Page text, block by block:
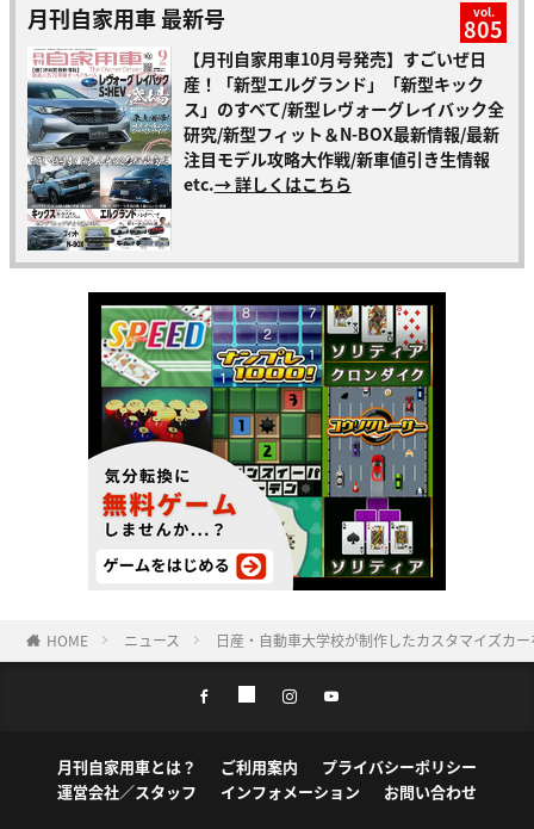
月刊自家用車 最新号 vol.
805
【月刊自家用車10月号発売】すごいぜ日
産！「新型エルグランド」「新型キック
ス」のすべて/新型レヴォーグレイバック全
研究/新型フィット＆N-BOX最新情報/最新
注目モデル攻略大作戦/新車値引き生情報
etc.→ 詳しくはこちら
HOME ニュース 日産・自動車大学校が制作したカスタマイズカ
月刊自家用車とは？ ご利用案内
プライバシーポリシー
運営会社／スタッフ
インフォメーション お問い合わせ